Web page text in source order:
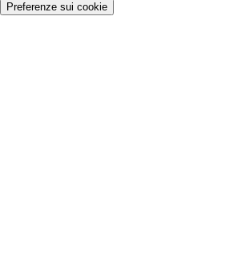
Preferenze sui cookie